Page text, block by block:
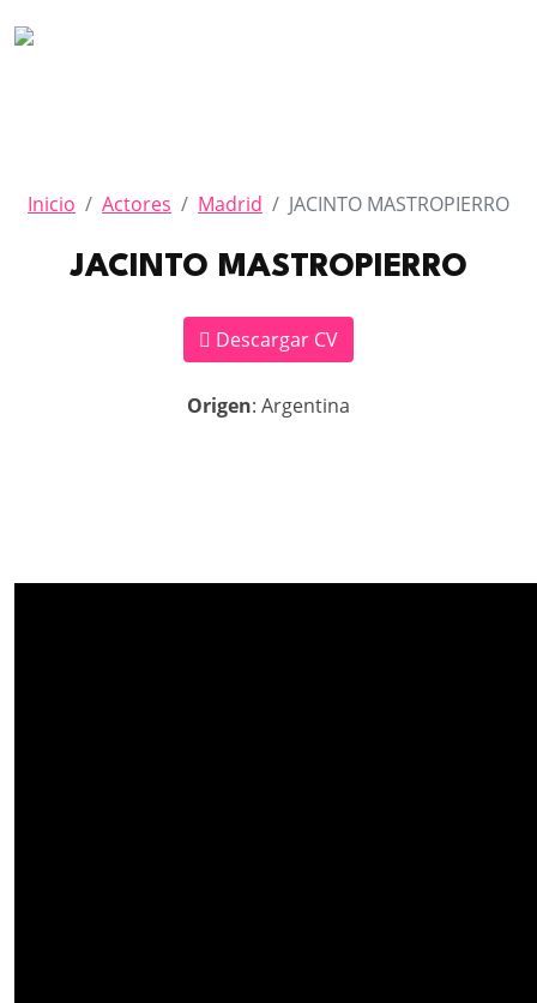
Inicio Actores Madrid JACINTO MASTROPIERRO
JACINTO MASTROPIERRO
Descargar CV
Origen: Argentina